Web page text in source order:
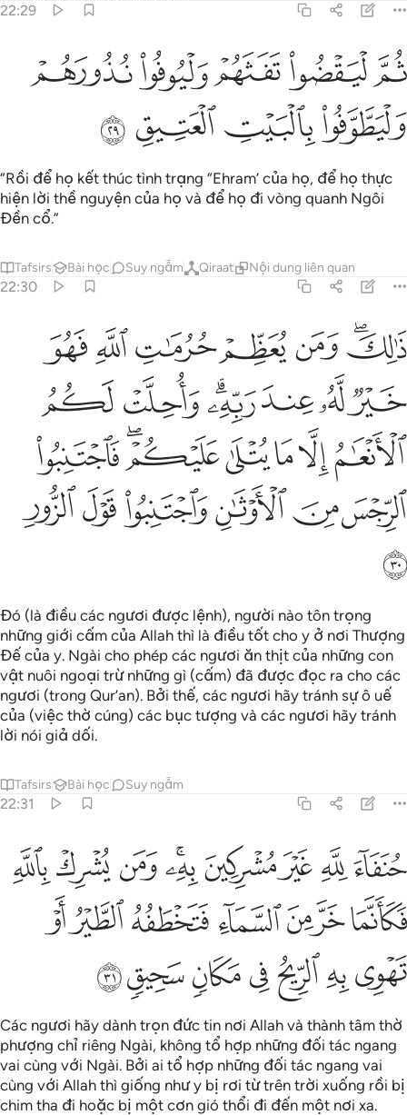
22:29
ثم ليقضوا تفثهم وليوفوا نذورهم وليطوفوا بالبيت العتيق ٢٩
ثُمَّ لْيَقْضُوا۟ تَفَثَهُمْ وَلْيُوفُوا۟ نُذُورَهُمْ وَلْيَطَّوَّفُوا۟ بِٱلْبَيْتِ
ﲜﲝﲞﲟﲠ
ﲡﲢﲣ ﲤ
“Rồi để họ kết thúc tình trạng “Ehram’ của họ, để họ thực
hiện lời thề nguyện của họ và để họ đi vòng quanh Ngôi
Đền cổ.”
Tafsirs Bài học Suy ngẫm Qiraat Nội dung liên quan
22:30
ذالك ومن يعظم حرمات الله فهو خير له عند ربه واحلت لكم الانعام الا
ذَٰلِكَ وَمَن يُعَظِّمْ حُرُمَـٰتِ ٱللَّهِ فَهُوَ خَيْرٌۭ لَّهُۥ عِندَ رَبِّهِۦ
ﲥﲦﲧﲨﲩﲪﲫ
ﲬﲭﲮﲯﲰﲱﲲ
ﲳﲴﲵﲶﲷﲸﲹ
ﲺﲻﲼﲽﲾﲿ
ﳀ
Đó (là điều các ngươi được lệnh), người nào tôn trọng
những giới cấm của Allah thì là điều tốt cho y ở nơi Thượng
Đế của y. Ngài cho phép các ngươi ăn thịt của những con
vật nuôi ngoại trừ những gì (cấm) đã được đọc ra cho các
ngươi (trong Qur’an). Bởi thế, các ngươi hãy tránh sự ô uế
của (việc thờ cúng) các bục tượng và các ngươi hãy tránh
lời nói giả dối.
Tafsirs Bài học Suy ngẫm
22:31
حنفاء لله غير مشركين به ومن يشرك بالله فكانما خر من السماء
حُنَفَآءَ لِلَّهِ غَيْرَ مُشْرِكِينَ بِهِۦ ۚ وَمَن يُشْرِكْ بِٱللَّهِ فَكَأَنَّمَا خَرَّ مِنَ
ﱁﱂﱃﱄﱅﱆﱇﱈﱉ
ﱊﱋﱌﱍﱎﱏﱐ
ﱑﱒﱓﱔﱕﱖﱗ
Các ngươi hãy dành trọn đức tin nơi Allah và thành tâm thờ
phượng chỉ riêng Ngài, không tổ hợp những đối tác ngang
vai cùng với Ngài. Bởi ai tổ hợp những đối tác ngang vai
cùng với Allah thì giống như y bị rơi từ trên trời xuống rồi bị
chim tha đi hoặc bị một cơn gió thổi đi đến một nơi xa.